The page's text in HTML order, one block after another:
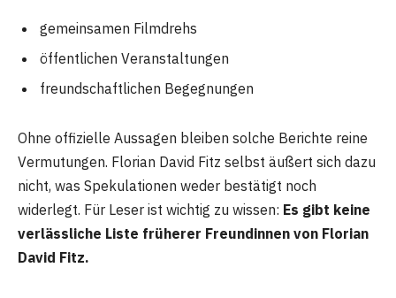
gemeinsamen Filmdrehs
öffentlichen Veranstaltungen
freundschaftlichen Begegnungen
Ohne offizielle Aussagen bleiben solche Berichte reine
Vermutungen. Florian David Fitz selbst äußert sich dazu
nicht, was Spekulationen weder bestätigt noch
widerlegt. Für Leser ist wichtig zu wissen: Es gibt keine
verlässliche Liste früherer Freundinnen von Florian
David Fitz.